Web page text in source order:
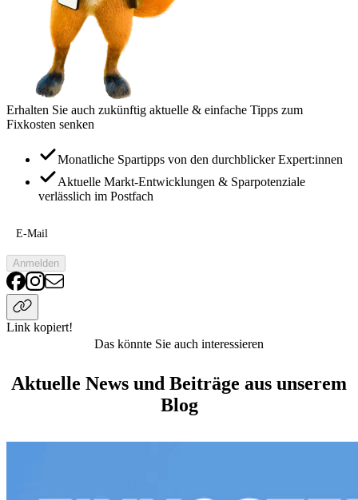
Erhalten Sie auch zukünftig aktuelle & einfache Tipps zum
Fixkosten senken
Monatliche Spartipps von den durchblicker Expert:innen
Aktuelle Markt-Entwicklungen & Sparpotenziale
verlässlich im Postfach
E-Mail
Anmelden
Link kopiert!
Das könnte Sie auch interessieren
Aktuelle News und Beiträge aus unserem
Blog